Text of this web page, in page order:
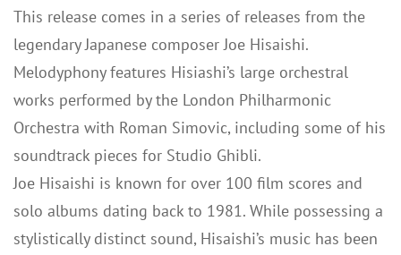
This release comes in a series of releases from the
legendary Japanese composer Joe Hisaishi.
Melodyphony features Hisiashi’s large orchestral
works performed by the London Philharmonic
Orchestra with Roman Simovic, including some of his
soundtrack pieces for Studio Ghibli.
Joe Hisaishi is known for over 100 film scores and
solo albums dating back to 1981. While possessing a
stylistically distinct sound, Hisaishi’s music has been